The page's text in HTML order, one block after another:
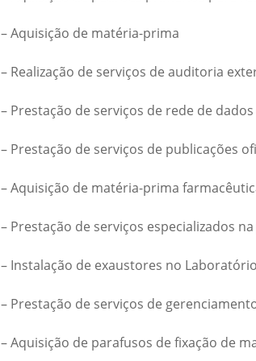
– Aquisição de matéria-prima
– Realização de serviços de auditoria
– Prestação de serviços de rede de
– Prestação de serviços de publicações
– Aquisição de matéria-prima
– Prestação de serviços especializados
– Instalação de exaustores no
– Prestação de serviços de
– Aquisição de parafusos de fixação de